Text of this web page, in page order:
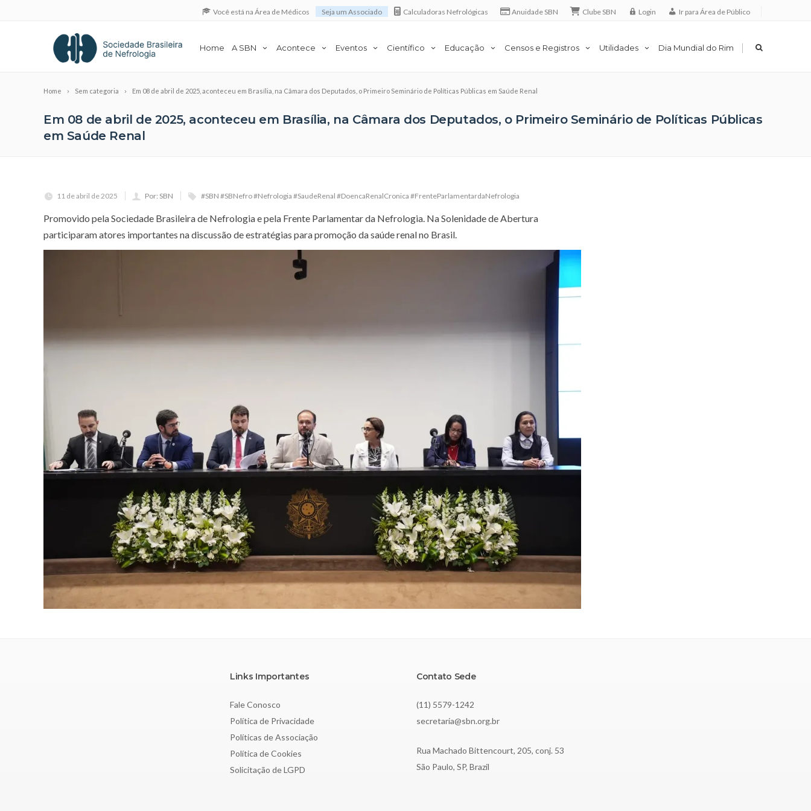
Você está na Área de Médicos Seja um Associado Calculadoras Nefrológicas Anuidade SBN Clube SBN Login Ir para Área de Público
Home A SBN Acontece Eventos Científico Educação Censos e Registros Utilidades Dia Mundial do Rim |
Home Sem categoria Em 08 de abril de 2025, aconteceu em Brasília, na Câmara dos Deputados, o Primeiro Seminário de Políticas Públicas em Saúde Renal
Em 08 de abril de 2025, aconteceu em Brasília, na Câmara dos Deputados, o Primeiro Seminário de Políticas Públicas
em Saúde Renal
11 de abril de 2025 Por: SBN #SBN #SBNefro #Nefrologia #SaudeRenal #DoencaRenalCronica #FrenteParlamentardaNefrologia
Promovido pela Sociedade Brasileira de Nefrologia e pela Frente Parlamentar da Nefrologia. Na Solenidade de Abertura
participaram atores importantes na discussão de estratégias para promoção da saúde renal no Brasil.
Links Importantes
Fale Conosco
Política de Privacidade
Políticas de Associação
Política de Cookies
Solicitação de LGPD
Contato Sede
(11) 5579-1242
secretaria@sbn.org.br
Rua Machado Bittencourt, 205, conj. 53
São Paulo, SP, Brazil